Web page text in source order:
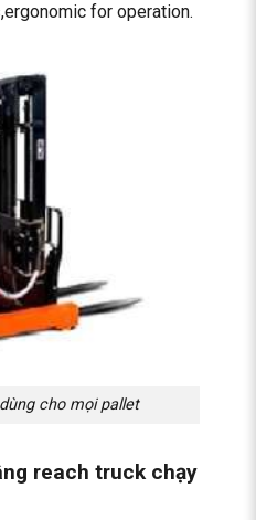
for operation.
cho mọi pallet
reach truck chạy